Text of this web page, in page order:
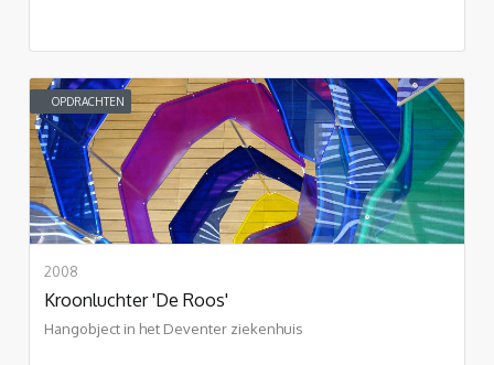
OPDRACHTEN
2008
Kroonluchter 'De Roos'
Hangobject in het Deventer ziekenhuis